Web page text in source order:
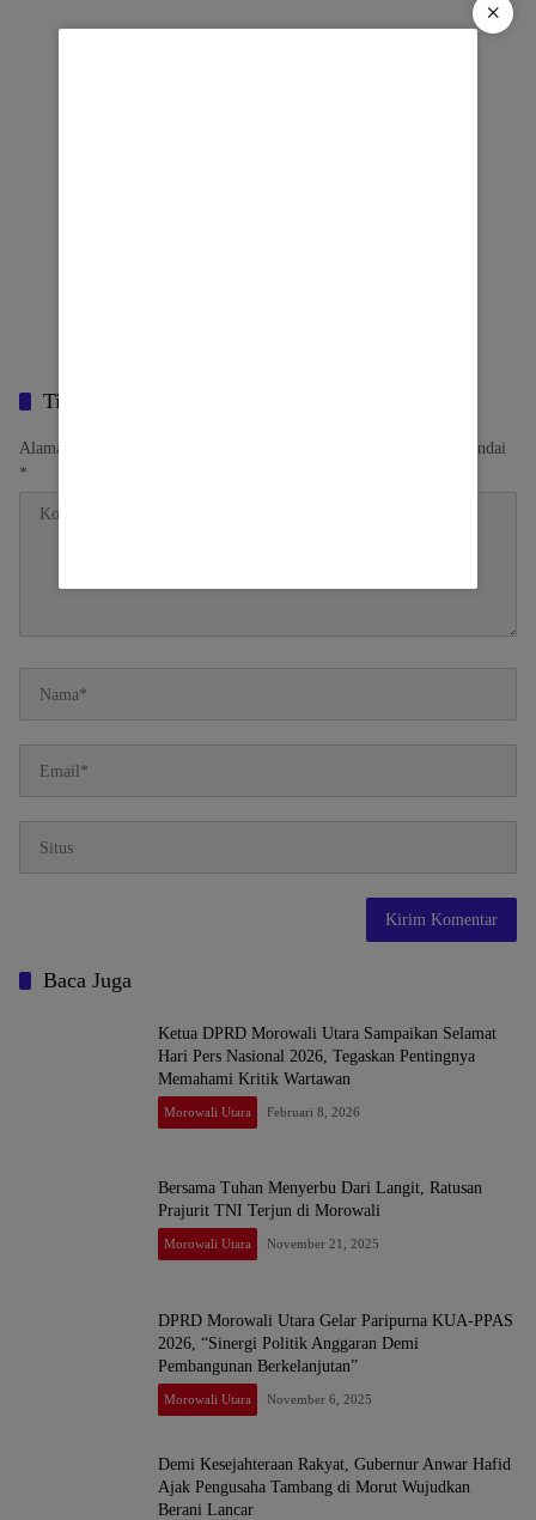
Tinggalkan Balasan
Alamat email Anda tidak akan dipublikasikan.
Ruas yang wajib ditandai
*
Baca Juga
Ketua DPRD Morowali Utara Sampaikan Selamat
Hari Pers Nasional 2026, Tegaskan Pentingnya
Memahami Kritik Wartawan
Morowali Utara Februari 8, 2026
Bersama Tuhan Menyerbu Dari Langit, Ratusan
Prajurit TNI Terjun di Morowali
Morowali Utara November 21, 2025
DPRD Morowali Utara Gelar Paripurna KUA-PPAS
2026, “Sinergi Politik Anggaran Demi
Pembangunan Berkelanjutan”
Morowali Utara November 6, 2025
Demi Kesejahteraan Rakyat, Gubernur Anwar Hafid
Ajak Pengusaha Tambang di Morut Wujudkan
Berani Lancar
×